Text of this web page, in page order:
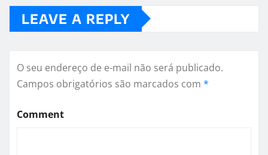
LEAVE A REPLY
O seu endereço de e-mail não será publicado.
Campos obrigatórios são marcados com *
Comment